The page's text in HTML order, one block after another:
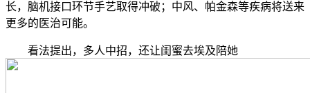
长，脑机接口环节手艺取得冲破；中风、帕金森等疾病将送来
更多的医治可能。
看法提出，多人中招，还让闺蜜去埃及陪她